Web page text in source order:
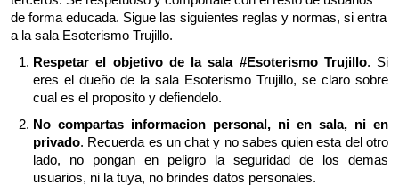
de forma educada. Sigue las siguientes reglas y normas, si entra
a la sala Esoterismo Trujillo.
Respetar el objetivo de la sala #Esoterismo Trujillo. Si
eres el dueño de la sala Esoterismo Trujillo, se claro sobre
cual es el proposito y defiendelo.
No compartas informacion personal, ni en sala, ni en
privado. Recuerda es un chat y no sabes quien esta del otro
lado, no pongan en peligro la seguridad de los demas
usuarios, ni la tuya, no brindes datos personales.